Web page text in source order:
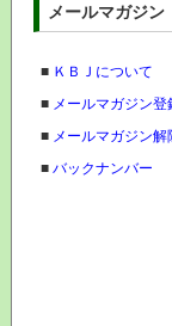
メールマガジ
■ ＫＢＪについて
■ メールマガジン登
■ メールマガジン解
■ バックナンバー